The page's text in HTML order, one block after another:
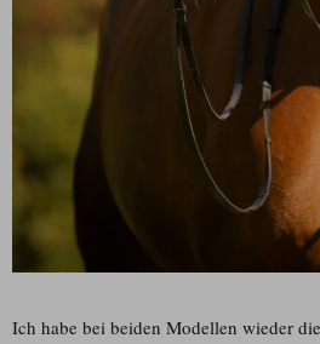
Ich habe bei beiden Modellen wieder